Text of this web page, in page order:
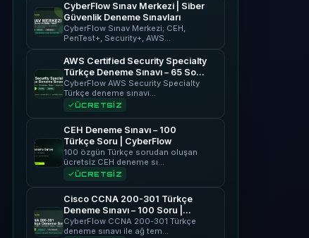
CyberFlow Sınav Merkezi | Siber
Güvenlik Deneme Sınavları
CyberFlow Sınav Merkezi; CEH,
PenTest+, Security+, AWS…
AWS Certified Security Specialty
Türkçe Deneme Sınavı – 65 Soru
| CyberFlow
CyberFlow AWS Security Specialty
Türkçe deneme sınavı…
ÜCRETSİZ
CEH Deneme Sınavı – 100
Türkçe Soru | CyberFlow
100 özgün Türkçe sorudan oluşan
ücretsiz CEH deneme sı…
ÜCRETSİZ
Cisco CCNA 200-301 Türkçe
Deneme Sınavı – 100 Soru |
CyberFlow
CyberFlow CCNA 200-301 Türkçe
deneme sınavı ile ağ tem…